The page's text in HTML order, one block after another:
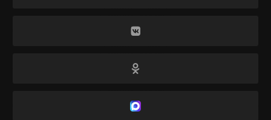
Специалисты рекомендуют обращать
покупке нужно требовать у продавца
Только в таком случае можно приобрести